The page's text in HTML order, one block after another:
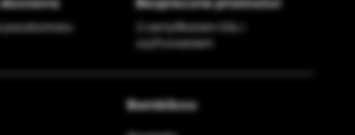
paczkomatu
Z certyfikatem SSL i
szyfrowaniem
Bambiboo